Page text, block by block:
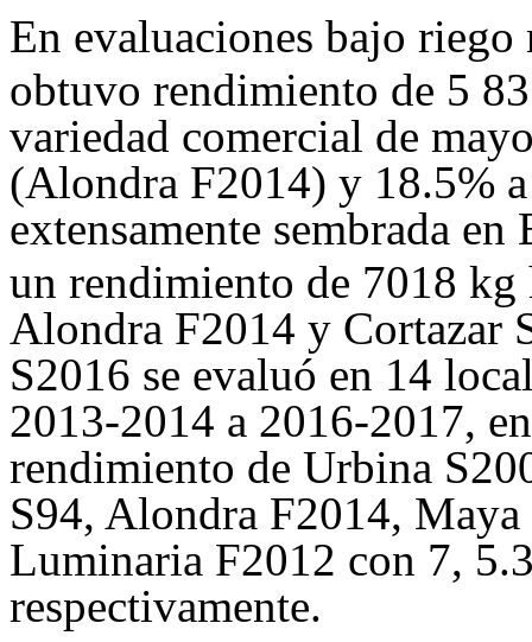
En evaluaciones bajo
obtuvo rendimiento de 5
variedad comercial de
(Alondra F2014) y 18.5%
extensamente sembrada
un rendimiento de 7018 kg
Alondra F2014 y Cortazar
S2016 se evaluó en 14
2013-2014 a 2016-2017,
rendimiento de Urbina
S94, Alondra F2014,
Luminaria F2012 con 7,
respectivamente.